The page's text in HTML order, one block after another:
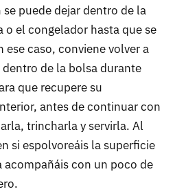
puede dejar dentro de la
o el congelador hasta que se
ese caso, conviene volver a
de la bolsa durante
que recupere su
antes de continuar con
trincharla y servirla. Al
si espolvoreáis la superficie
acompañáis con un poco de